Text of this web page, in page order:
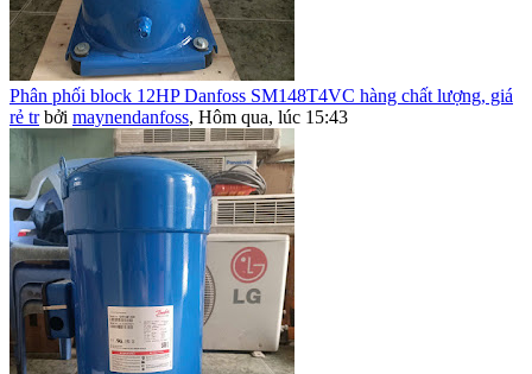
Phân phối block 12HP Danfoss SM148T4VC hàng chất lượng, giá
rẻ tr bởi maynendanfoss, Hôm qua, lúc 15:43